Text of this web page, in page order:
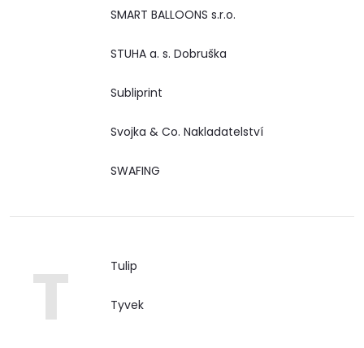
SMART BALLOONS s.r.o.
STUHA a. s. Dobruška
Subliprint
Svojka & Co. Nakladatelství
SWAFING
T Tulip
Tyvek